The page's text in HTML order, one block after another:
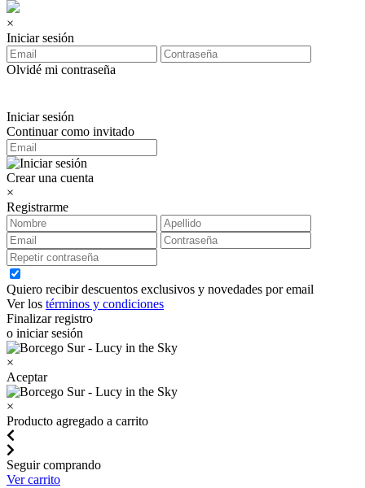
×
Iniciar sesión
Olvidé mi contraseña
Iniciar sesión
Continuar como invitado
Crear una cuenta
×
Registrarme
Quiero recibir descuentos exclusivos y novedades por email
Ver los términos y condiciones
Finalizar registro
o iniciar sesión
×
Aceptar
×
Producto agregado a carrito
Seguir comprando
Ver carrito